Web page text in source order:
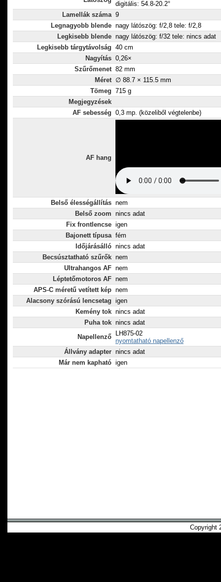
digitális: 54.8-20.2°
Lamellák száma 9
Legnagyobb blende nagy látószög: f/2,8 tele: f/2,8
Legkisebb blende nagy látószög: f/32 tele: nincs adat
Legkisebb tárgytávolság 40 cm
Nagyítás 0,26×
Szűrőmenet 82 mm
Méret ∅ 88.7 × 115.5 mm
Tömeg 715 g
Megjegyzések
AF sebesség 0,3 mp. (közeliből végtelenbe)
AF hang
Belső élességállítás nem
Belső zoom nincs adat
Fix frontlencse igen
Bajonett típusa fém
Időjárásálló nincs adat
Becsúsztatható szűrők nem
Ultrahangos AF nem
Léptetőmotoros AF nem
APS-C méretű vetített kép nem
Alacsony szórású lencsetag igen
Kemény tok nincs adat
Puha tok nincs adat
Napellenző
LH875-02
nyomtatható napellenző
Állvány adapter nincs adat
Már nem kapható igen
Copyright